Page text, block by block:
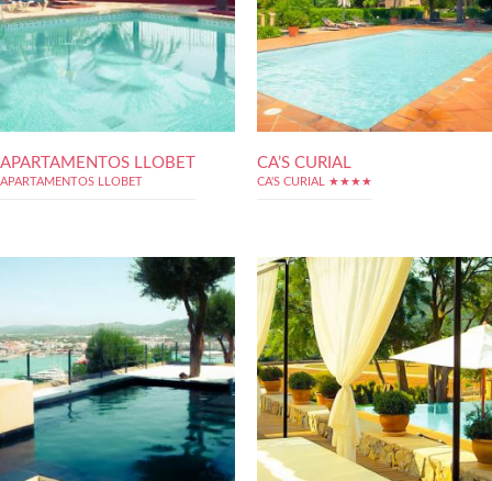
APARTAMENTOS LLOBET
APARTAMENTOS LLOBET
CA’S CURIAL
CA'S CURIAL ★★★★